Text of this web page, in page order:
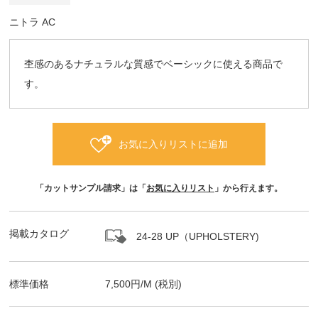
ニトラ AC
杢感のあるナチュラルな質感でベーシックに使える商品で
す。
お気に入りリストに追加
「カットサンプル請求」は「 お気に入りリスト 」から行えます。
掲載カタログ 24-28 UP（UPHOLSTERY)
標準価格 7,500円/M (税別)